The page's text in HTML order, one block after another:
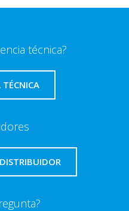
técnica?
TÉCNICA